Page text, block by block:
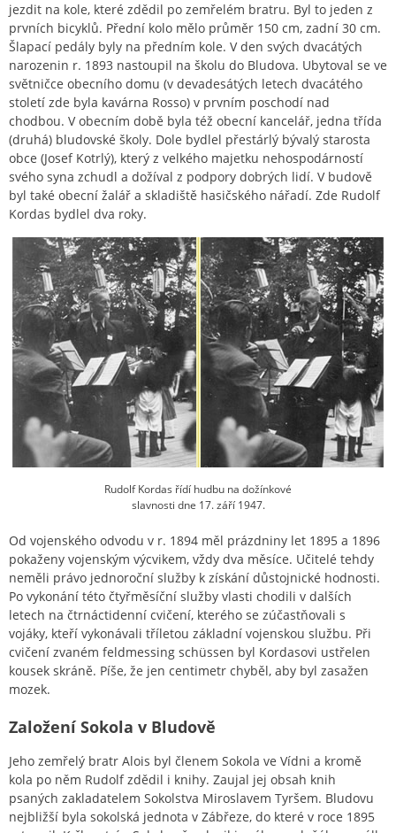
jezdit na kole, které zdědil po zemřelém bratru. Byl to jeden z
prvních bicyklů. Přední kolo mělo průměr 150 cm, zadní 30 cm.
Šlapací pedály byly na předním kole. V den svých dvacátých
narozenin r. 1893 nastoupil na školu do Bludova. Ubytoval se ve
světničce obecního domu (v devadesátých letech dvacátého
století zde byla kavárna Rosso) v prvním poschodí nad
chodbou. V obecním době byla též obecní kancelář, jedna třída
(druhá) bludovské školy. Dole bydlel přestárlý bývalý starosta
obce (Josef Kotrlý), který z velkého majetku nehospodárností
svého syna zchudl a dožíval z podpory dobrých lidí. V budově
byl také obecní žalář a skladiště hasičského nářadí. Zde Rudolf
Kordas bydlel dva roky.
Rudolf Kordas řídí hudbu na dožínkové
slavnosti dne 17. září 1947.
Od vojenského odvodu v r. 1894 měl prázdniny let 1895 a 1896
pokaženy vojenským výcvikem, vždy dva měsíce. Učitelé tehdy
neměli právo jednoroční služby k získání důstojnické hodnosti.
Po vykonání této čtyřměsíční služby vlasti chodili v dalších
letech na čtrnáctidenní cvičení, kterého se zúčastňovali s
vojáky, kteří vykonávali tříletou základní vojenskou službu. Při
cvičení zvaném feldmessing schüssen byl Kordasovi ustřelen
kousek skráně. Píše, že jen centimetr chyběl, aby byl zasažen
mozek.
Založení Sokola v Bludově
Jeho zemřelý bratr Alois byl členem Sokola ve Vídni a kromě
kola po něm Rudolf zdědil i knihy. Zaujal jej obsah knih
psaných zakladatelem Sokolstva Miroslavem Tyršem. Bludovu
nejbližší byla sokolská jednota v Zábřeze, do které v roce 1895